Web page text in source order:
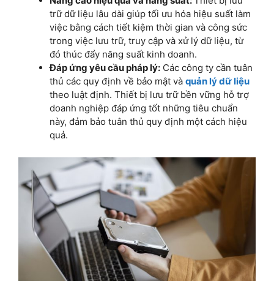
trữ dữ liệu lâu dài giúp tối ưu hóa hiệu suất làm
việc bằng cách tiết kiệm thời gian và công sức
trong việc lưu trữ, truy cập và xử lý dữ liệu, từ
đó thúc đẩy năng suất kinh doanh.
Đáp ứng yêu cầu pháp lý: Các công ty cần tuân
thủ các quy định về bảo mật và quản lý dữ liệu
theo luật định. Thiết bị lưu trữ bền vững hỗ trợ
doanh nghiệp đáp ứng tốt những tiêu chuẩn
này, đảm bảo tuân thủ quy định một cách hiệu
quả.